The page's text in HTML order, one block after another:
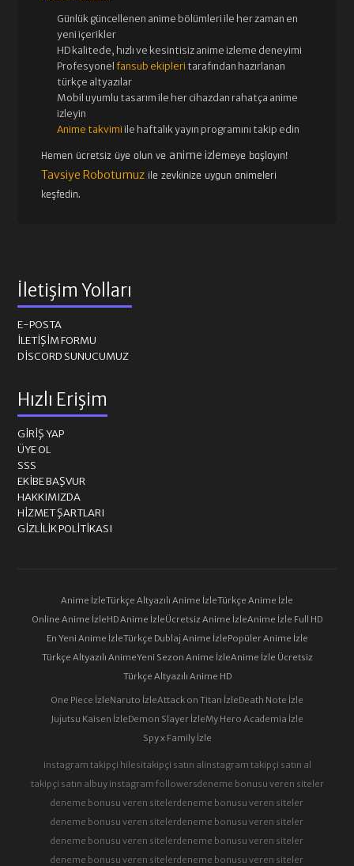
Günlük güncellenen anime bölümleri ile her zaman en
yeni içerikler
HD kalitede, hızlı ve kesintisiz anime izleme deneyimi
Profesyonelfansub ekipleri tarafından hazırlanan
türkçe altyazılar
Mobil uyumlu tasarım ile her cihazdan rahatça anime
izleyin
Anime takvimi ile haftalık yayın programını takip edin
Hemen ücretsiz üye olun ve anime izlemeye başlayın!
Tavsiye Robotumuz ile zevkinize uygun animeleri
keşfedin.
İletişim Yolları
E-POSTA
İLETIŞIM FORMU
DISCORD SUNUCUMUZ
Hızlı Erişim
GIRIŞ YAP
ÜYE OL
SSS
EKIBE BAŞVUR
HAKKIMIZDA
HIZMET ŞARTLARI
GIZLILIK POLITIKASI
Anime İzleTürkçe Altyazılı Anime İzleTürkçe Anime İzle
Online Anime İzleHD Anime İzleÜcretsiz Anime İzleAnime İzle Full HD
En Yeni Anime İzleTürkçe Dublaj Anime İzlePopüler Anime İzle
Türkçe Altyazılı AnimeYeni Sezon Anime İzleAnime İzle Ücretsiz
Türkçe Altyazılı Anime HD
One Piece İzleNaruto İzleAttack on Titan İzleDeath Note İzle
Jujutsu Kaisen İzleDemon Slayer İzleMy Hero Academia İzle
Spy x Family İzle
instagram takipçi hilesitakipçi satın alinstagram takipçi satın al
takipçi satın albuy instagram followersdeneme bonusu veren siteler
deneme bonusu veren sitelerdeneme bonusu veren siteler
deneme bonusu veren sitelerdeneme bonusu veren siteler
deneme bonusu veren sitelerdeneme bonusu veren siteler
deneme bonusu veren sitelerdeneme bonusu veren siteler